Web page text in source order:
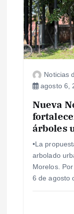
n
d
e
Noticias
agosto 6,
Nueva
árboles
•La
arbolado
Morelos.
6 de agosto